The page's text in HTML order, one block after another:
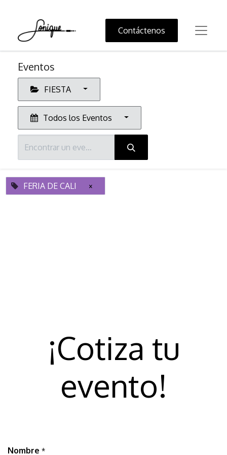
Contáctenos
Eventos
FIESTA
Todos los Eventos
FERIA DE CALI ×
¡Cotiza tu
evento!
Nombre *